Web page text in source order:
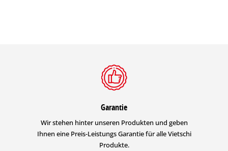
Garantie
Wir stehen hinter unseren Produkten und geben
Ihnen eine Preis-Leistungs Garantie für alle Vietschi
Produkte.